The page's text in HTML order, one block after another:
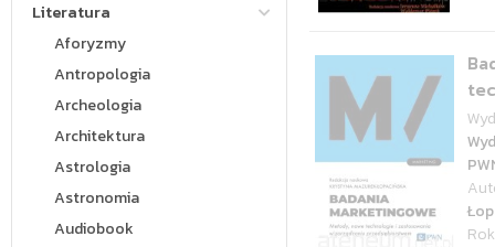
Literatura
Aforyzmy
Antropologia
Archeologia
Architektura
Astrologia
Astronomia
Audiobook